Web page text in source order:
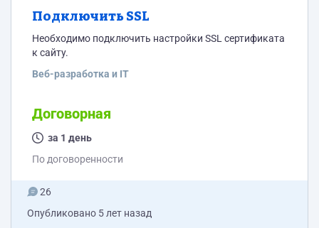
Подключить SSL
Необходимо подключить настройки SSL сертификата
к сайту.
Веб-разработка и IT
Договорная
за 1 день
По договоренности
26
Опубликовано 5 лет назад